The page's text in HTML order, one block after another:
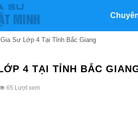
Gia Sư Lớp 4 Tại Tỉnh Bắc Giang
4 TẠI TỈNH BẮC
65 Lượt xem